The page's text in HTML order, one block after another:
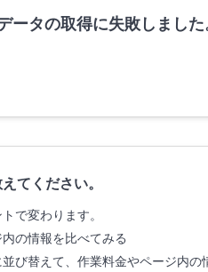
ータの取得に失敗しました
てください。
で変わります。
の情報を比べてみる
並び替えて、作業料金やページ内の